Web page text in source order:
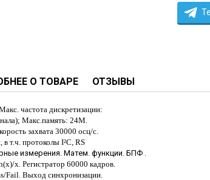
О ТОВАРЕ ОТЗЫВЫ
частота дискретизации:
Макс.память: 24М.
захвата 30000 осц/с.
т.ч. протоколы I²C, RS
измерения. Матем. функции. БПФ .
x. Регистратор 60000 кадров.
Fail. Выход синхронизации.